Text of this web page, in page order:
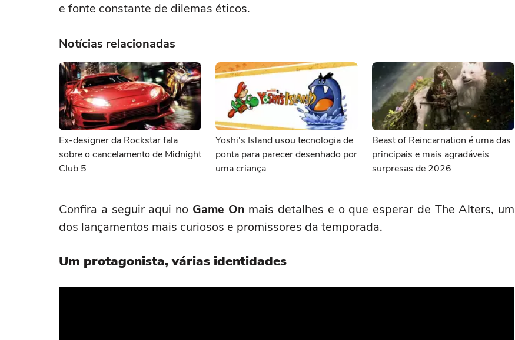
e fonte constante de dilemas éticos.
Notícias relacionadas
Ex-designer da Rockstar fala
sobre o cancelamento de Midnight
Club 5
Yoshi's Island usou tecnologia de
ponta para parecer desenhado por
uma criança
Beast of Reincarnation é uma das
principais e mais agradáveis
surpresas de 2026
Confira a seguir aqui no Game On mais detalhes e o que esperar de The Alters, um
dos lançamentos mais curiosos e promissores da temporada.
Um protagonista, várias identidades